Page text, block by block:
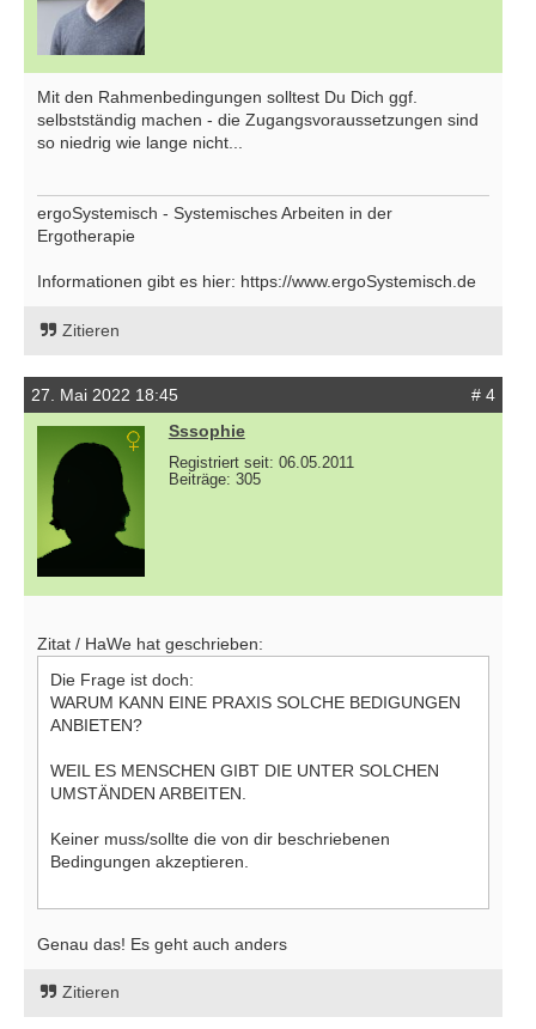
Mit den Rahmenbedingungen solltest Du Dich ggf.
selbstständig machen - die Zugangsvoraussetzungen sind
so niedrig wie lange nicht...
ergoSystemisch - Systemisches Arbeiten in der
Ergotherapie
Informationen gibt es hier: https://www.ergoSystemisch.de
Zitieren
27. Mai 2022 18:45
# 4
Sssophie
Registriert seit: 06.05.2011
Beiträge: 305
Zitat / HaWe hat geschrieben:
Die Frage ist doch:
WARUM KANN EINE PRAXIS SOLCHE BEDIGUNGEN
ANBIETEN?
WEIL ES MENSCHEN GIBT DIE UNTER SOLCHEN
UMSTÄNDEN ARBEITEN.
Keiner muss/sollte die von dir beschriebenen
Bedingungen akzeptieren.
Genau das! Es geht auch anders
Zitieren